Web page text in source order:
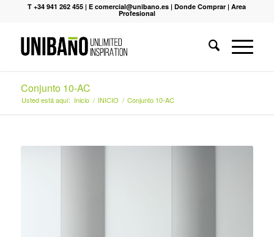
T +34 941 262 455 |E comercial@unibano.es |Donde Comprar |Area
Profesional
Conjunto 10-AC
Usted está aquí: Inicio / INICIO / Conjunto 10-AC